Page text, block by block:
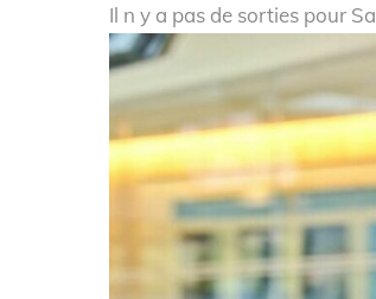
Il n y a pas de sorties pour